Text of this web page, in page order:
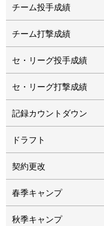
チーム投手成績
チーム打撃成績
セ・リーグ投手成績
セ・リーグ打撃成績
記録カウントダウン
ドラフト
契約更改
春季キャンプ
秋季キャンプ